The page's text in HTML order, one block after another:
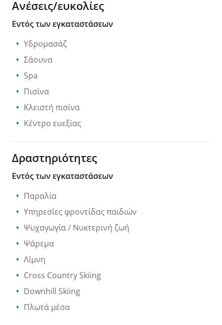
Ανέσεις/ευκολίες
Εντός των εγκαταστάσεων
Υδρομασάζ
Σάουνα
Spa
Πισίνα
Κλειστή πισίνα
Κέντρο ευεξίας
Δραστηριότητες
Εντός των εγκαταστάσεων
Παραλία
Υπηρεσίες φροντίδας παιδιών
Ψυχαγωγία / Νυκτερινή ζωή
Ψάρεμα
Λίμνη
Cross Country Skiing
Downhill Skiing
Πλωτά μέσα